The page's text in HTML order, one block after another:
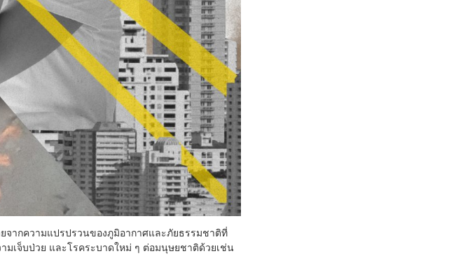
จากความแปรปรวนของภูมิอากาศและภัยธรรมชาติที่
มเจ็บป่วย และโรคระบาดใหม่ ๆ ต่อมนุษยชาติด้วยเช่น